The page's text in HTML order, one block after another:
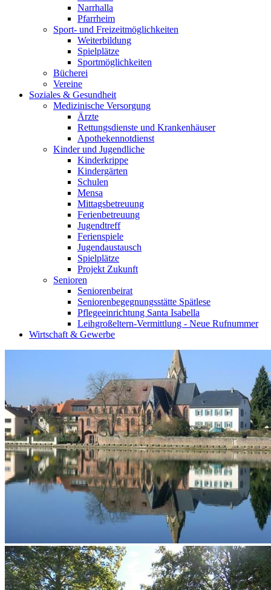
Narrhalla
Pfarrheim
Sport- und Freizeitmöglichkeiten
Weiterbildung
Spielplätze
Sportmöglichkeiten
Bücherei
Vereine
Soziales & Gesundheit
Medizinische Versorgung
Ärzte
Rettungsdienste und Krankenhäuser
Apothekennotdienst
Kinder und Jugendliche
Kinderkrippe
Kindergärten
Schulen
Mensa
Mittagsbetreuung
Ferienbetreuung
Jugendtreff
Ferienspiele
Jugendaustausch
Spielplätze
Projekt Zukunft
Senioren
Seniorenbeirat
Seniorenbegegnungsstätte Spätlese
Pflegeeinrichtung Santa Isabella
Leihgroßeltern-Vermittlung - Neue Rufnummer
Wirtschaft & Gewerbe